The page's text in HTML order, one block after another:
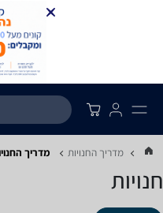
מדריך החנויות מדריך
חנויות